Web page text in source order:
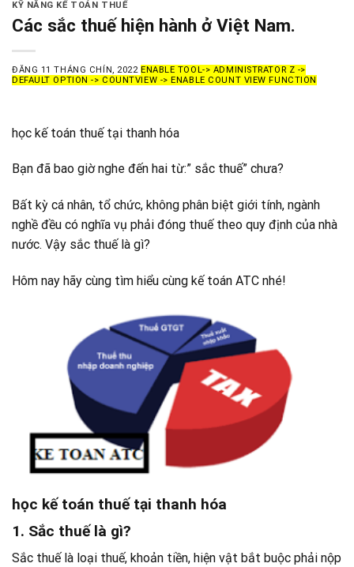
KỸ NĂNG KẾ TOÁN THUẾ
Các sắc thuế hiện hành ở Việt Nam.
ĐĂNG 11 THÁNG CHÍN, 2022 ENABLE TOOL-> ADMINISTRATOR Z ->
DEFAULT OPTION -> COUNTVIEW -> ENABLE COUNT VIEW FUNCTION
học kế toán thuế tại thanh hóa
Bạn đã bao giờ nghe đến hai từ:” sắc thuế” chưa?
Bất kỳ cá nhân, tổ chức, không phân biệt giới tính, ngành
nghề đều có nghĩa vụ phải đóng thuế theo quy định của nhà
nước. Vậy sắc thuế là gì?
Hôm nay hãy cùng tìm hiểu cùng kế toán ATC nhé!
học kế toán thuế tại thanh hóa
1. Sắc thuế là gì?
Sắc thuế là loại thuế, khoản tiền, hiện vật bắt buộc phải nộp